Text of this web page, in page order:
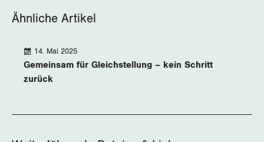
Ähnliche Artikel
Gemeinsam für Gleichstellung – kein Schritt
zurück
14. Mai 2025